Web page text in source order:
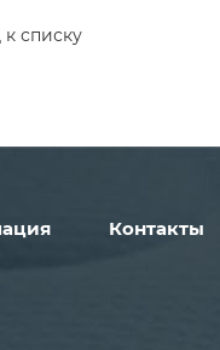
к списку
Контакты